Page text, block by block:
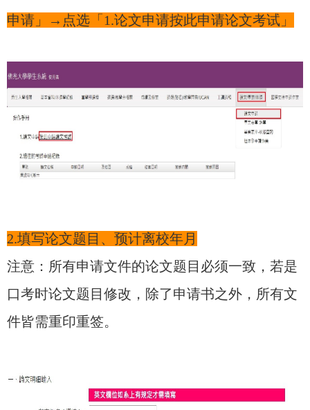
申请」→点选「1.论文申请按此申请论文考试」
2.填写论文题目、预计离校年月
注意：所有申请文件的论文题目必须一致，若是
口考时论文题目修改，除了申请书之外，所有文
件皆需重印重签。